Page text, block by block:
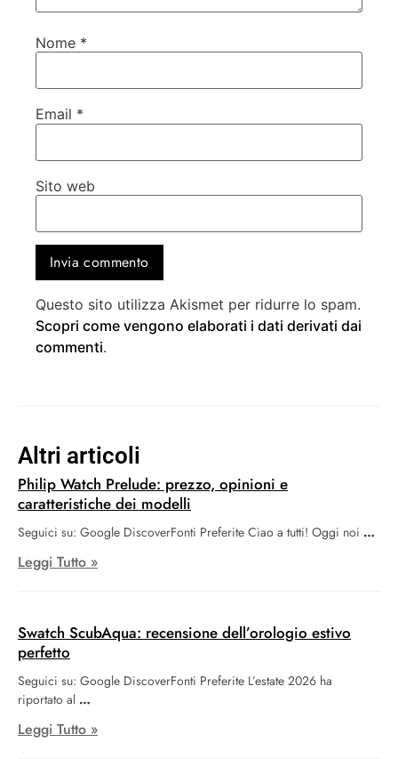
Altri articoli
Philip Watch Prelude: prezzo, opinioni e
caratteristiche dei modelli
Seguici su: Google DiscoverFonti Preferite Ciao a tutti! Oggi noi
Leggi Tutto »
Swatch ScubAqua: recensione dell’orologio estivo
perfetto
Seguici su: Google DiscoverFonti Preferite L’estate 2026 ha
riportato al
Leggi Tutto »
Nome *
Email *
Sito web
Questo sito utilizza Akismet per ridurre lo spam.
Scopri come vengono elaborati i dati derivati dai
commenti.